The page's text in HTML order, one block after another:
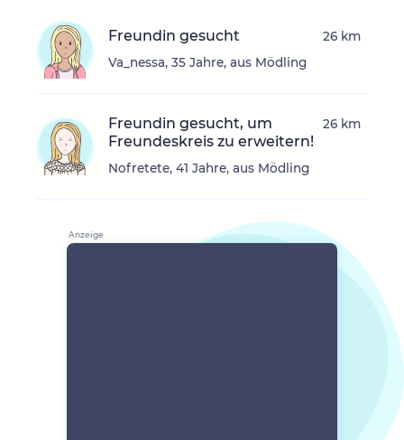
Freundin gesucht
Va_nessa, 35 Jahre, aus Mödling
26 km
Freundin gesucht, um
Freundeskreis zu erweitern!
Nofretete, 41 Jahre, aus Mödling
26 km